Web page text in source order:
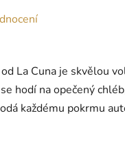
od La Cuna je skvělou
se hodí naopečený
každému pokrmu